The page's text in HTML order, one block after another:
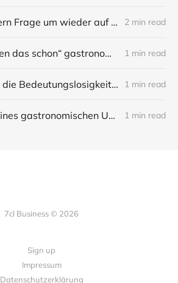
Eine Fixstern Frage um wieder auf Kurs zu kommen 2 min read
„Sie machen das schon“ gastronomische Zukunft nach KI Phase eins. 1 min read
Absturz in die Bedeutungslosigkeit... 1 min read
Der Sinn eines gastronomischen Unternehmens 1 min read
7cl Business © 2026
Sign up
Impressum
Datenschutzerklärung